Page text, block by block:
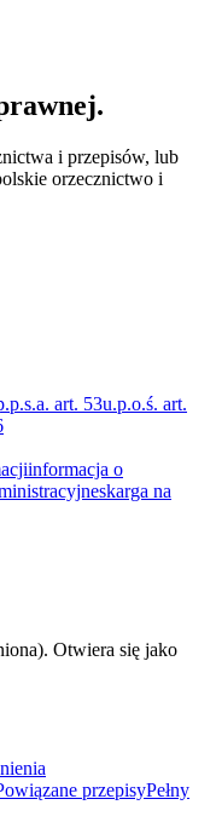
.
i przepisów, lub
orzecznictwo i
art. 53u.p.o.ś. art.
informacja o
skarga na
Otwiera się jako
przepisyPełny